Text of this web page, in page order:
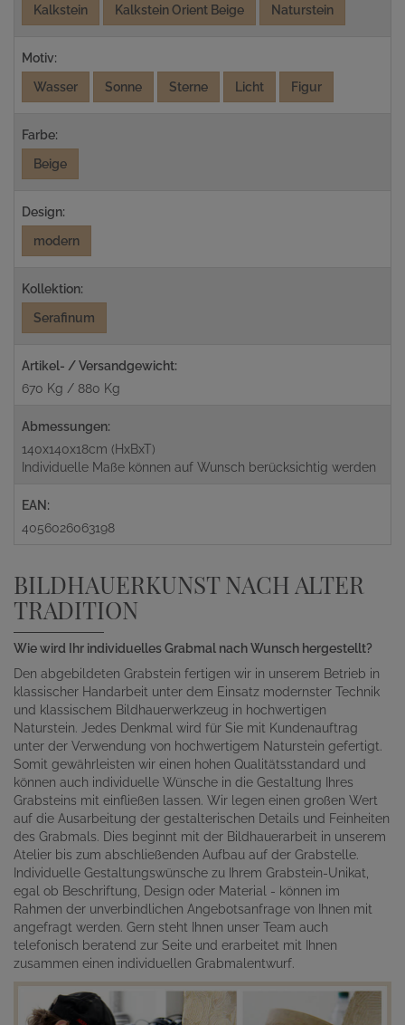
Kalkstein
Kalkstein Orient Beige Naturstein
Motiv:
Wasser
Sonne Sterne Licht Figur
Farbe:
Beige
Design:
modern
Kollektion:
Serafinum
Artikel- / Versandgewicht:
670 Kg / 880 Kg
Abmessungen:
140x140x18cm (HxBxT)
Individuelle Maße können auf Wunsch berücksichtig werden
EAN:
4056026063198
BILDHAUERKUNST NACH ALTER
TRADITION
Wie wird Ihr individuelles Grabmal nach Wunsch hergestellt?
Den abgebildeten Grabstein fertigen wir in unserem Betrieb in
klassischer Handarbeit unter dem Einsatz modernster Technik
und klassischem Bildhauerwerkzeug in hochwertigen
Naturstein. Jedes Denkmal wird für Sie mit Kundenauftrag
unter der Verwendung von hochwertigem Naturstein gefertigt.
Somit gewährleisten wir einen hohen Qualitätsstandard und
können auch individuelle Wünsche in die Gestaltung Ihres
Grabsteins mit einfließen lassen. Wir legen einen großen Wert
auf die Ausarbeitung der gestalterischen Details und Feinheiten
des Grabmals. Dies beginnt mit der Bildhauerarbeit in unserem
Atelier bis zum abschließenden Aufbau auf der Grabstelle.
Individuelle Gestaltungswünsche zu Ihrem Grabstein-Unikat,
egal ob Beschriftung, Design oder Material - können im
Rahmen der unverbindlichen Angebotsanfrage von Ihnen mit
angefragt werden. Gern steht Ihnen unser Team auch
telefonisch beratend zur Seite und erarbeitet mit Ihnen
zusammen einen individuellen Grabmalentwurf.